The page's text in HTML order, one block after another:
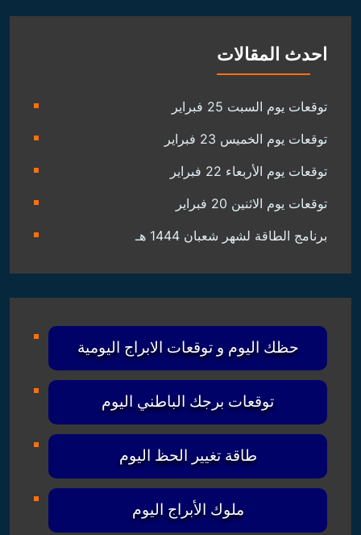
احدث المقالات
توقعات يوم السبت 25 فبراير
توقعات يوم الخميس 23 فبراير
توقعات يوم الأربعاء 22 فبراير
توقعات يوم الاثنين 20 فبراير
برنامج الطاقة لشهر شعبان 1444 هـ
حظك اليوم و توقعات الابراج اليومية
توقعات برجك الباطني اليوم
طاقة تغيير الحظ اليوم
ملوك الأبراج اليوم